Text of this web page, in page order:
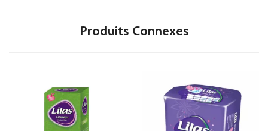
Produits Connexes